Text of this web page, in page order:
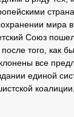
мира
Союз
после того, как
все
единой